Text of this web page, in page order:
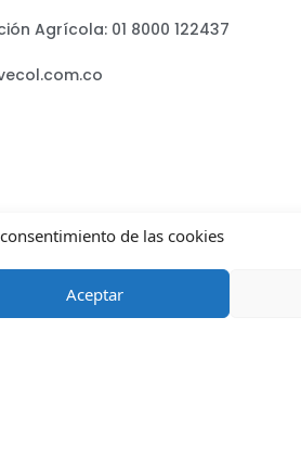
de las cookies
Aceptar
Agrícola: 01 8000 122437